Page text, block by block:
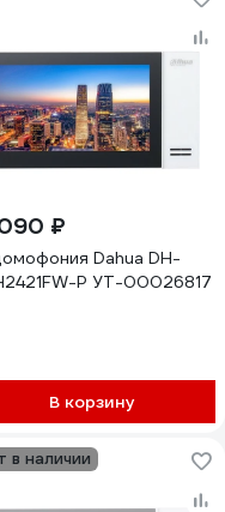
₽
Dahua DH-
P УТ-00026817
В корзину
в наличии